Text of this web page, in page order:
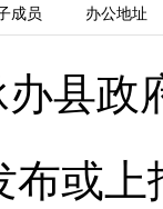
成员 办公地址
县政
或